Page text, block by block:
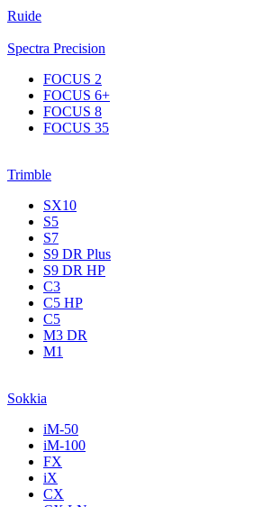
Ruide
Spectra Precision
FOCUS 2
FOCUS 6+
FOCUS 8
FOCUS 35
Trimble
SX10
S5
S7
S9 DR Plus
S9 DR HP
C3
С5 НР
C5
M3 DR
M1
Sokkia
iM-50
iM-100
FX
iX
CX